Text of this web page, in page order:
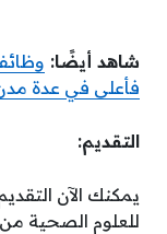
شاهد أيضًا:
فأعلى في عدة
التقديم:
يمكنك الآن
للعلوم الصحية